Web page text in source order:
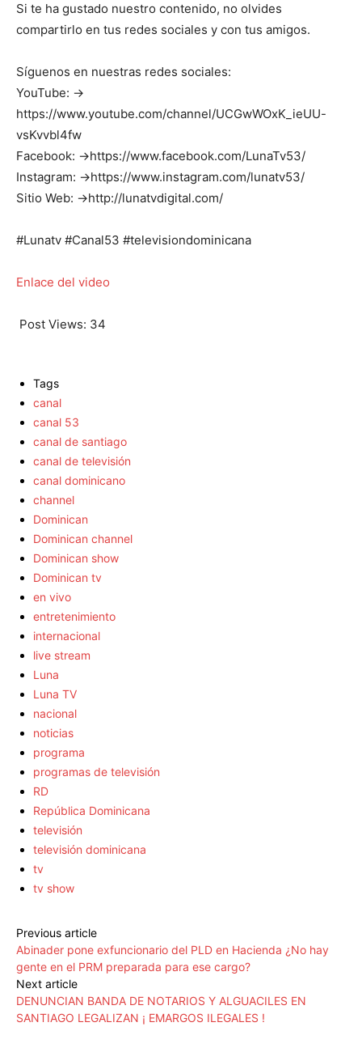
Si te ha gustado nuestro contenido, no olvides
compartirlo en tus redes sociales y con tus amigos.
Síguenos en nuestras redes sociales:
YouTube: →
https://www.youtube.com/channel/UCGwWOxK_ieUU-
vsKvvbl4fw
Facebook: →https://www.facebook.com/LunaTv53/
Instagram: →https://www.instagram.com/lunatv53/
Sitio Web: →http://lunatvdigital.com/
#Lunatv #Canal53 #televisiondominicana
Enlace del video
Post Views: 34
Tags
canal
canal 53
canal de santiago
canal de televisión
canal dominicano
channel
Dominican
Dominican channel
Dominican show
Dominican tv
en vivo
entretenimiento
internacional
live stream
Luna
Luna TV
nacional
noticias
programa
programas de televisión
RD
República Dominicana
televisión
televisión dominicana
tv
tv show
Previous article
Abinader pone exfuncionario del PLD en Hacienda ¿No hay
gente en el PRM preparada para ese cargo?
Next article
DENUNCIAN BANDA DE NOTARIOS Y ALGUACILES EN
SANTIAGO LEGALIZAN ¡ EMARGOS ILEGALES !